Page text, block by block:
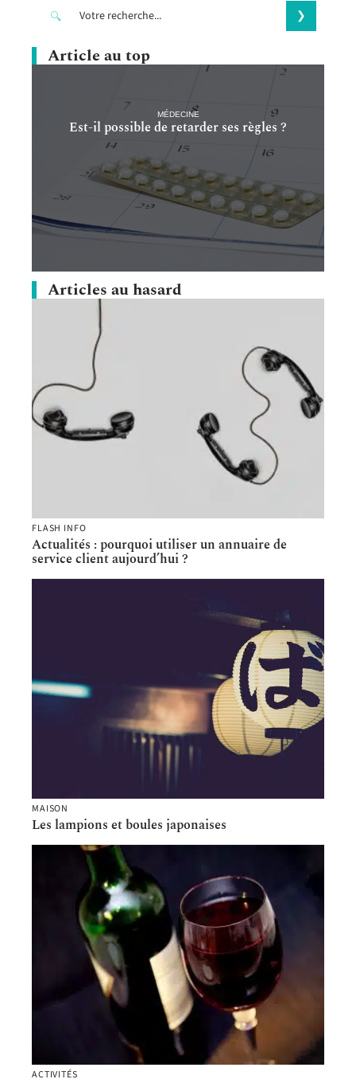
Article au top
MÉDECINE
Est-il possible de retarder ses règles ?
Articles au hasard
FLASH INFO
Actualités : pourquoi utiliser un annuaire de
service client aujourd’hui ?
MAISON
Les lampions et boules japonaises
ACTIVITÉS